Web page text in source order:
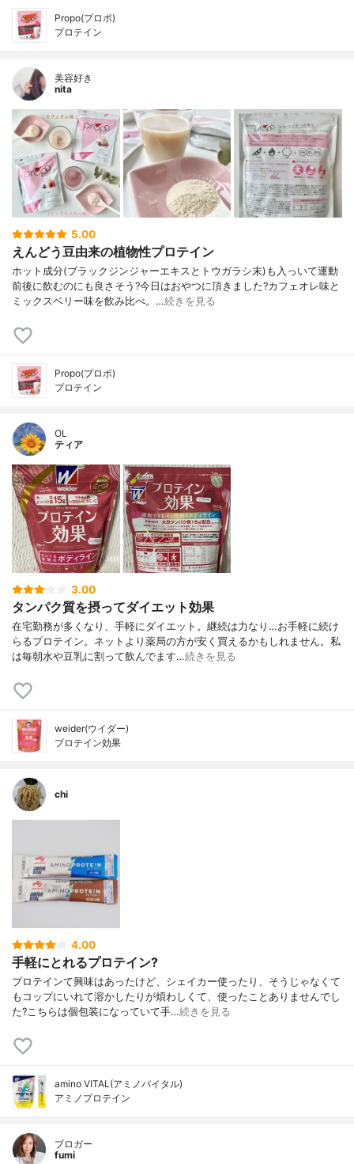
Propo(プロポ)
プロテイン
美容好き
nita
5.00
えんどう豆由来の植物性プロテイン
ホット成分(ブラックジンジャーエキスとトウガラシ末)も入っいて運動
前後に飲むのにも良さそう?今日はおやつに頂きました?カフェオレ味と
ミックスベリー味を飲み比べ。…続きを見る
Propo(プロポ)
プロテイン
OL
ティア
3.00
タンパク質を摂ってダイエット効果
在宅勤務が多くなり、手軽にダイエット。継続は力なり…お手軽に続け
らるプロテイン。ネットより薬局の方が安く買えるかもしれません。私
は毎朝水や豆乳に割って飲んでます…続きを見る
weider(ウイダー)
プロテイン効果
chi
4.00
手軽にとれるプロテイン?
プロテインて興味はあったけど、シェイカー使ったり、そうじゃなくて
もコップにいれて溶かしたりが煩わしくて、使ったことありませんでし
た?こちらは個包装になっていて手…続きを見る
amino VITAL(アミノバイタル)
アミノプロテイン
ブロガー
fumi